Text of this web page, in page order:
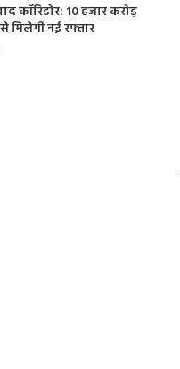
कॉरिडोर: 10 हजार करोड़
मिलेगी नई रफ्तार